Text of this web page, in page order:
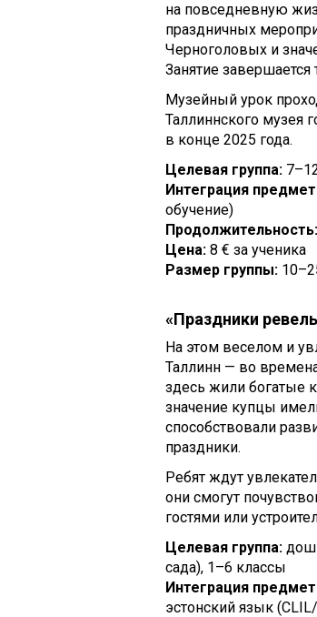
на повседневную
праздничных
Черноголовых и
Занятие
Музейный урок
Таллиннского музея
в конце 2025 года.
Целевая группа:
Интеграция
обучение)
Продолжительность:
Цена: 8 € за ученика
Размер группы:
«Праздники
На этом веселом и
Таллинн — во
здесь жили богатые
значение купцы
способствовали
праздники.
Ребят ждут
они смогут
гостями или
Целевая группа:
сада), 1–6 классы
Интеграция
эстонский язык